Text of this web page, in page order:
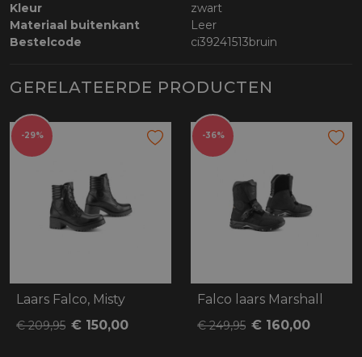
Kleur
zwart
Materiaal buitenkant
Leer
Bestelcode
ci39241513bruin
GERELATEERDE PRODUCTEN
-29%
Laars Falco, Misty
€ 209,95 € 150,00
-36%
Falco laars Marshall
€ 249,95 € 160,00